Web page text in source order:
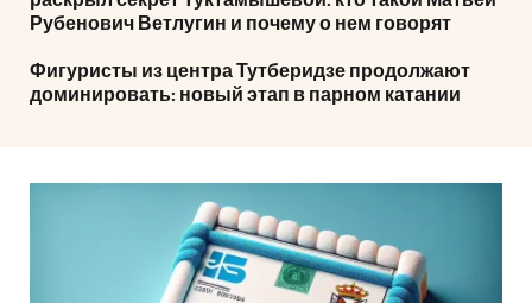
Рубенович Ветлугин и почему о нем говорят
Фигуристы из центра Тутберидзе продолжают
доминировать: новый этап в парном катании